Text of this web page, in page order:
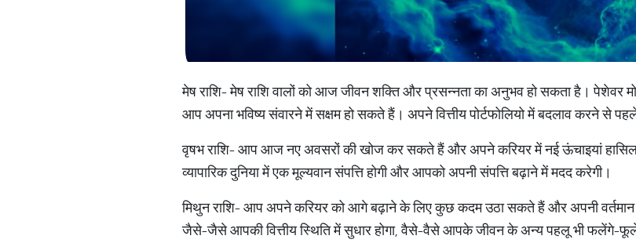
मेष राशि- मेष राशि वालों को आज जीवन शक्ति और प्रसन्नता का अनुभव हो सकता है।
आप अपना भविष्य संवारने में सक्षम हो सकते हैं। अपने वित्तीय पोर्टफोलियो में बदलाव करने से
वृषभ राशि- आप आज नए अवसरों की खोज कर सकते हैं और अपने करियर में नई ऊंचाइयां
व्यापारिक दुनिया में एक मूल्यवान संपत्ति होगी और आपको अपनी संपत्ति बढ़ाने में मदद करेगी।
मिथुन राशि- आप अपने करियर को आगे बढ़ाने के लिए कुछ कदम उठा सकते हैं और अपनी
जैसे-जैसे आपकी वित्तीय स्थिति में सुधार होगा, वैसे-वैसे आपके जीवन के अन्य पहलू भी फलेंगे-